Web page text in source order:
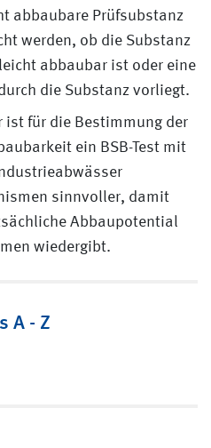
abbaubare Prüfsubstanz
werden, ob die Substanz
abbaubar ist oder eine
die Substanz vorliegt.
ist für die Bestimmung der
ein BSB-Test mit
sinnvoller, damit
Abbaupotential
wiedergibt.
A - Z